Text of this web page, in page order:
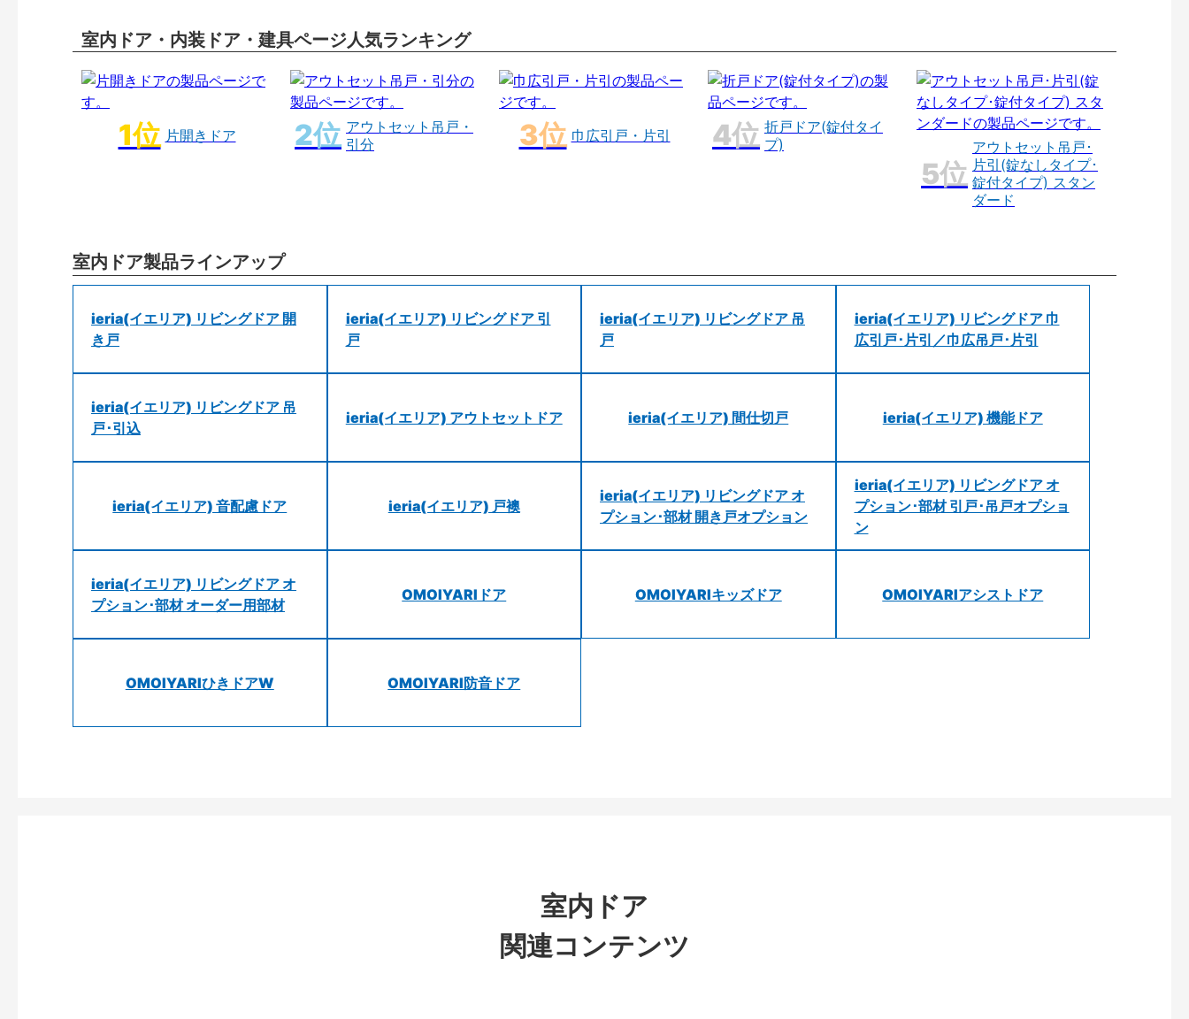
室内ドア・内装ドア・建具ページ人気ランキング
片開きドア
アウトセット吊戸・
引分
巾広引戸・片引
折戸ドア(錠付タイ
プ)
アウトセット吊戸･
片引(錠なしタイプ･
錠付タイプ) スタン
ダード
室内ドア製品ラインアップ
ieria(イエリア) リビングドア 開
き戸
ieria(イエリア) リビングドア 引
戸
ieria(イエリア) リビングドア 吊
戸
ieria(イエリア) リビングドア 巾
広引戸･片引／巾広吊戸･片引
ieria(イエリア) リビングドア 吊
戸･引込
ieria(イエリア) アウトセットドア ieria(イエリア) 間仕切戸 ieria(イエリア) 機能ドア
ieria(イエリア) 音配慮ドア ieria(イエリア) 戸襖
ieria(イエリア) リビングドア オ
プション･部材 開き戸オプション
ieria(イエリア) リビングドア オ
プション･部材 引戸･吊戸オプショ
ン
ieria(イエリア) リビングドア オ
プション･部材 オーダー用部材
OMOIYARIドア OMOIYARIキッズドア OMOIYARIアシストドア
OMOIYARIひきドアW OMOIYARI防音ドア
室内ドア
関連コンテンツ